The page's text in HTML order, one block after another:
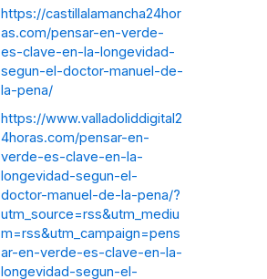
https://castillalamancha24hor
as.com/pensar-en-verde-
es-clave-en-la-longevidad-
segun-el-doctor-manuel-de-
la-pena/
https://www.valladoliddigital2
4horas.com/pensar-en-
verde-es-clave-en-la-
longevidad-segun-el-
doctor-manuel-de-la-pena/?
utm_source=rss&utm_mediu
m=rss&utm_campaign=pens
ar-en-verde-es-clave-en-la-
longevidad-segun-el-